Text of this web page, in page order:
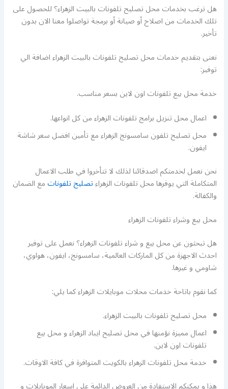
هل ترغب بخدمات محل تصليح تلفونات بالبيت الزهراء؟ للحصول على
تلك الخدمات من اصلاح أو صيانة أو برمجة تواصلوا معنا الان بدون
تأخير.
نعنى بتقديم خدمات محل تصليح تلفونات بالبيت الزهراء اضافة الي
توفير:
خدمة محل بيع تلفونات اون لاين بسعر مناسب.
اعمال محل تنزيل برامج تلفونات الزهراء من كل انواعها.
محل تصليح تلفون سامسونج الزهراء مع تأمين افضل سعر شاشة
ايفون.
نحن نعمل لخدمتكم اصدقائنا لذلك لا تتأخروا في طلب الاعمال
المتكاملة التي يوفرها محل تلفونات الزهراءتصليح تلفوناتمع الضمان
والكفالة.
محل بيع وشراء تلفونات الزهراء
هل تبحثون عن محل بيع و شراء تلفونات الزهراء؟ نعمل على توفير
احدث الاجهزة من كل الماركات العالمية، سامسونج، ايفون، هواوي،
شاومي و غيرها.
كما نقوم باتاحة خدمات محلات موبايلات الزهراء كما يلي:
محل تصليح تلفونات بالبيت الزهراء.
اعمال مميزة نؤمنها في محل تصليح ايباد الزهراء و محل بيع
تلفونات اون لاين.
خدمة محل تلفونات الزهراء بالكويت المتوافرة في كافة الاوقات.